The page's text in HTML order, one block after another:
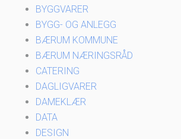
BYGGVARER
BYGG- OG ANLEGG
BÆRUM KOMMUNE
BÆRUM NÆRINGSRÅD
CATERING
DAGLIGVARER
DAMEKLÆR
DATA
DESIGN